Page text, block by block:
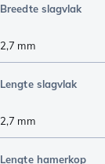
Breedte slagvlak
2,7 mm
Lengte slagvlak
2,7 mm
Lengte hamerkop